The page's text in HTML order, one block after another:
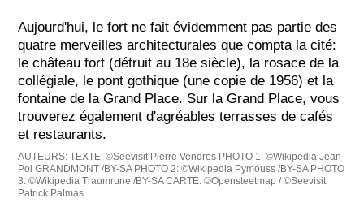
Aujourd'hui, le fort ne fait évidemment pas partie des
quatre merveilles architecturales que compta la cité:
le château fort (détruit au 18e siècle), la rosace de la
collégiale, le pont gothique (une copie de 1956) et la
fontaine de la Grand Place. Sur la Grand Place, vous
trouverez également d'agréables terrasses de cafés
et restaurants.
AUTEURS:TEXTE: ©Seevisit Pierre Vendres PHOTO 1: ©Wikipedia Jean-
Pol GRANDMONT /BY-SA PHOTO 2: ©Wikipedia Pymouss /BY-SA PHOTO
3: ©Wikipedia Traumrune /BY-SA CARTE: ©Opensteetmap / ©Seevisit
Patrick Palmas